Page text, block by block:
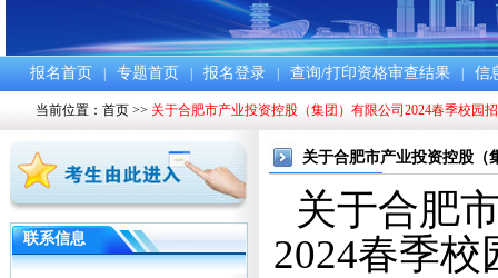
报名首页 专题首页 报名登录 查询/打印资格审查结果 信
当前位置： 首页 >> 关于合肥市产业投资控股（集团）有限公司2024春季校园
联系信息
关于合肥市产业投资控股（
关于合肥
2024春季